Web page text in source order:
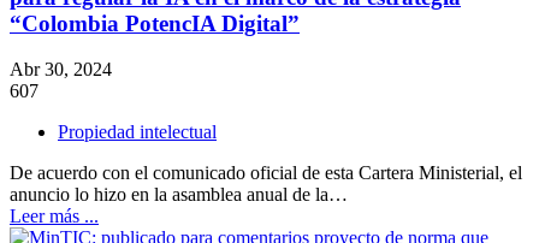
“Colombia PotencIA Digital”
Abr 30, 2024
607
Propiedad intelectual
De acuerdo con el comunicado oficial de esta Cartera Ministerial, el
anuncio lo hizo en la asamblea anual de la…
Leer más ...